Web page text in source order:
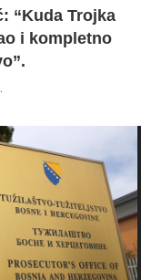
“Kuda Trojka
i kompletno